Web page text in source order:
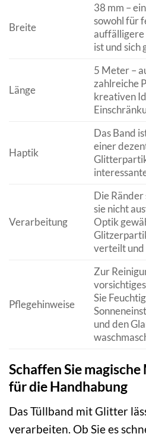
Breite
38 mm –
sowohl für
auffälligere
ist und sich
Länge
5 Meter –
zahlreiche
kreativen
Haptik
Das Band
einer
Verarbeitung
Die
sie nicht
Optik
verteilt
Pflegehinweise
Zur
Sie
und den
Schaffen Sie
für die Handhabung
Das Tüllband mit Glitter
verarbeiten. Ob Sie es